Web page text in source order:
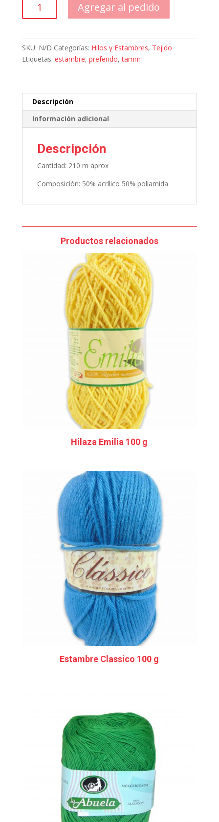
Preferido
cantidad
Agregar al pedido
SKU: N/D Categorías: Hilos y Estambres, Tejido
Etiquetas: estambre, preferido,tamm
Descripción
Información adicional
Descripción
Cantidad: 210 m aprox
Composición: 50% acrílico 50% poliamida
Productos relacionados
Hilaza Emilia 100 g
Estambre Classico 100 g